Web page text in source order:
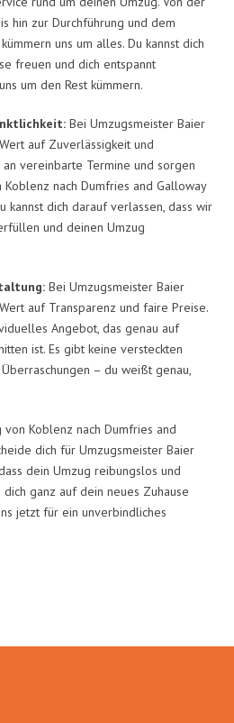
hin zur Durchführung und dem
uns um alles. Du kannst dich
freuen und dich entspannt
um den Rest kümmern.
Bei Umzugsmeister Baier
auf Zuverlässigkeit und
an vereinbarte Termine und sorgen
nach Dumfries and Galloway
kannst dich darauf verlassen, dass wir
und deinen Umzug
Bei Umzugsmeister Baier
auf Transparenz und faire Preise.
Angebot, das genau auf
ist. Es gibt keine versteckten
– du weißt genau,
Koblenz nach Dumfries and
dich für Umzugsmeister Baier
dein Umzug reibungslos und
ganz auf dein neues Zuhause
jetzt für ein unverbindliches